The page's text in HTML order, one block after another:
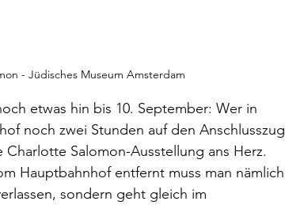
- Jüdisches Museum Amsterdam
etwas hin bis 10. September: Wer in
noch zwei Stunden auf den Anschlusszug
Salomon-Ausstellung ans Herz.
Hauptbahnhof entfernt muss man nämlich
sondern geht gleich im